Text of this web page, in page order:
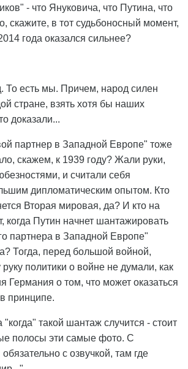
- что Януковича, что Путина, что
скажите, в тот судьбоносный момент,
года оказался сильнее?
То есть мы. Причем, народ силен
стране, взять хотя бы наших
доказали...
партнер в Западной Европе" тоже
скажем, к 1939 году? Жали руки,
и считали себя
дипломатическим опытом. Кто
Вторая мировая, да? И кто на
когда Путин начнет шантажировать
партнера в Западной Европе"
Тогда, перед большой войной,
политики о войне не думали, как
Германия о том, что может оказаться
принципе.
такой шантаж случится - стоит
полосы эти самые фото. С
с озвучкой, там где